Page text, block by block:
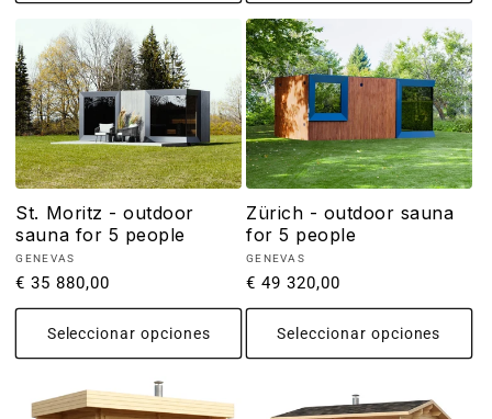
St. Moritz - outdoor
sauna for 5 people
Proveedor:
GENEVAS
Precio
habitual
€ 35 880,00
Seleccionar opciones
Zürich - outdoor sauna
for 5 people
Proveedor:
GENEVAS
Precio
habitual
€ 49 320,00
Seleccionar opciones